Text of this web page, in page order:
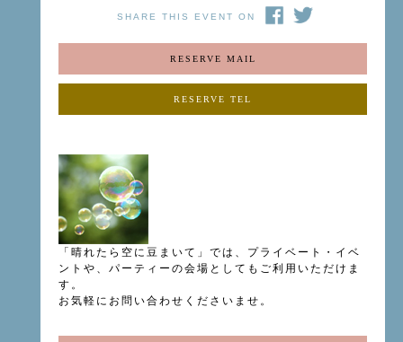
SHARE THIS EVENT ON
RESERVE MAIL
RESERVE TEL
「晴れたら空に豆まいて」では、プライベート・イベ
ントや、パーティーの会場としてもご利用いただけま
す。
お気軽にお問い合わせくださいませ。